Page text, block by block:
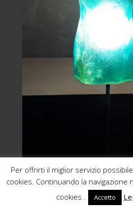
Per offrirti il miglior servizio
cookies. Continuando la navigazione
cookies .
Accetto